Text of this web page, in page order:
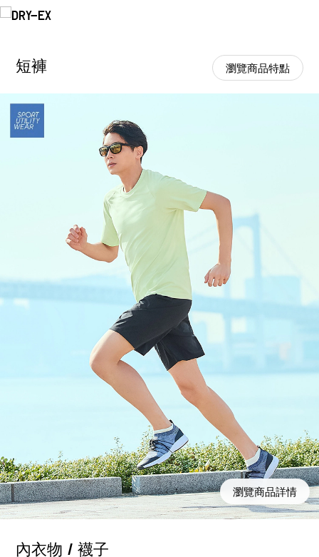
短褲 瀏覽商品特點
瀏覽商品詳情
內衣物 / 襪子